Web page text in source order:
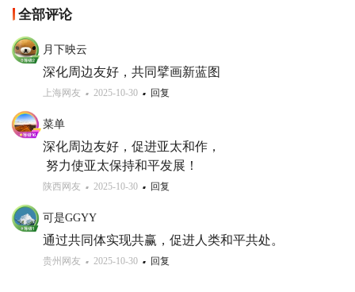
全部评论
月下映云
深化周边友好，共同擘画新蓝图
上海网友 2025-10-30 回复
菜单
深化周边友好，促进亚太和作，
努力使亚太保持和平发展！
陕西网友 2025-10-30 回复
可是GGYY
通过共同体实现共赢，促进人类和平共处。
贵州网友 2025-10-30 回复